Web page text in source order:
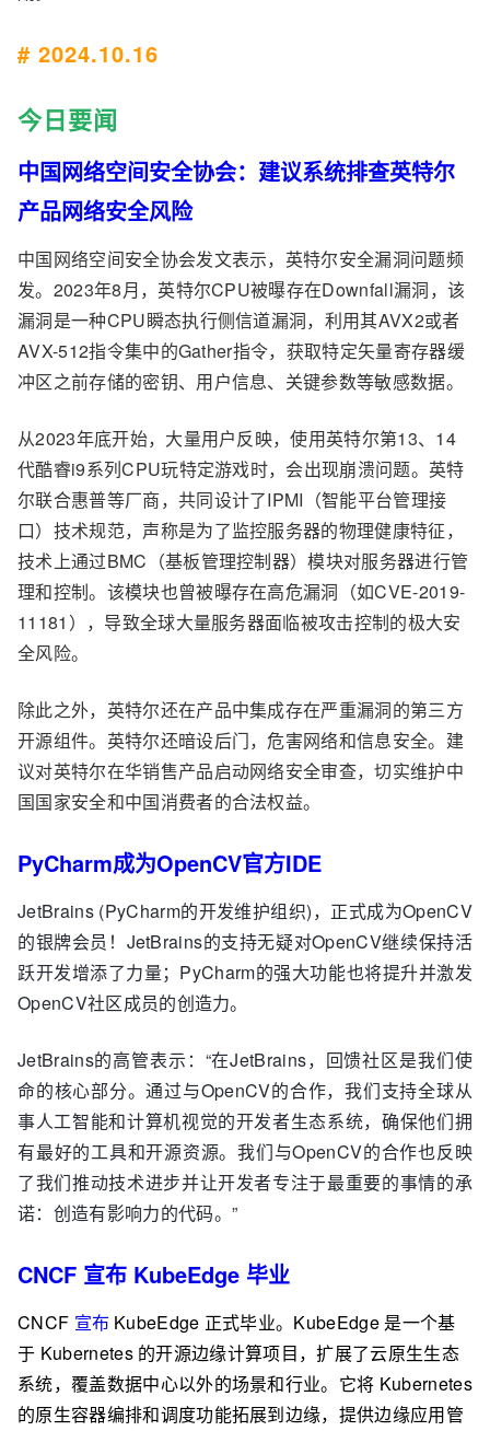
# 2024.10.16
今日要闻
中国网络空间安全协会：建议系统排查英特尔
产品网络安全风险
中国网络空间安全协会发文表示，英特尔安全漏洞问题频
发。2023年8月，英特尔CPU被曝存在Downfall漏洞，该
漏洞是一种CPU瞬态执行侧信道漏洞，利用其AVX2或者
AVX-512指令集中的Gather指令，获取特定矢量寄存器缓
冲区之前存储的密钥、用户信息、关键参数等敏感数据。
从2023年底开始，大量用户反映，使用英特尔第13、14
代酷睿i9系列CPU玩特定游戏时，会出现崩溃问题。英特
尔联合惠普等厂商，共同设计了IPMI（智能平台管理接
口）技术规范，声称是为了监控服务器的物理健康特征，
技术上通过BMC（基板管理控制器）模块对服务器进行管
理和控制。该模块也曾被曝存在高危漏洞（如CVE-2019-
11181），导致全球大量服务器面临被攻击控制的极大安
全风险。
除此之外，英特尔还在产品中集成存在严重漏洞的第三方
开源组件。英特尔还暗设后门，危害网络和信息安全。建
议对英特尔在华销售产品启动网络安全审查，切实维护中
国国家安全和中国消费者的合法权益。
PyCharm成为OpenCV官方IDE
JetBrains (PyCharm的开发维护组织)，正式成为OpenCV
的银牌会员！JetBrains的支持无疑对OpenCV继续保持活
跃开发增添了力量；PyCharm的强大功能也将提升并激发
OpenCV社区成员的创造力。
JetBrains的高管表示：“在JetBrains，回馈社区是我们使
命的核心部分。通过与OpenCV的合作，我们支持全球从
事人工智能和计算机视觉的开发者生态系统，确保他们拥
有最好的工具和开源资源。我们与OpenCV的合作也反映
了我们推动技术进步并让开发者专注于最重要的事情的承
诺：创造有影响力的代码。”
CNCF 宣布 KubeEdge 毕业
CNCF 宣布 KubeEdge 正式毕业。KubeEdge 是一个基
于 Kubernetes 的开源边缘计算项目，扩展了云原生生态
系统，覆盖数据中心以外的场景和行业。它将 Kubernetes
的原生容器编排和调度功能拓展到边缘，提供边缘应用管